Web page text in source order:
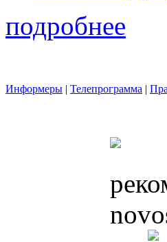
подробнее
Информеры | Телепрограмма |